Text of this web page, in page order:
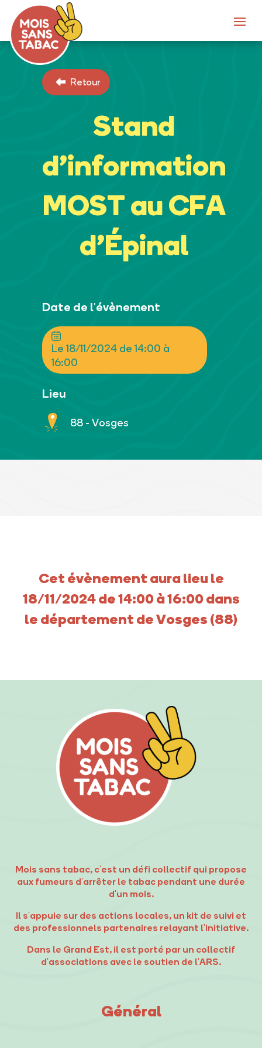
Retour
Stand
d’information
MOST au CFA
d’Épinal
Date de l'évènement
Le 18/11/2024 de 14:00 à
16:00
Lieu
88 - Vosges
Cet évènement aura lieu le
18/11/2024 de 14:00 à 16:00 dans
le département de Vosges (88)
Mois sans tabac, c'est un défi collectif qui propose
aux fumeurs d'arrêter le tabac pendant une durée
d'un mois.
Il s'appuie sur des actions locales, un kit de suivi et
des professionnels partenaires relayant l'initiative.
Dans le Grand Est, il est porté par un collectif
d'associations avec le soutien de l'ARS.
Général